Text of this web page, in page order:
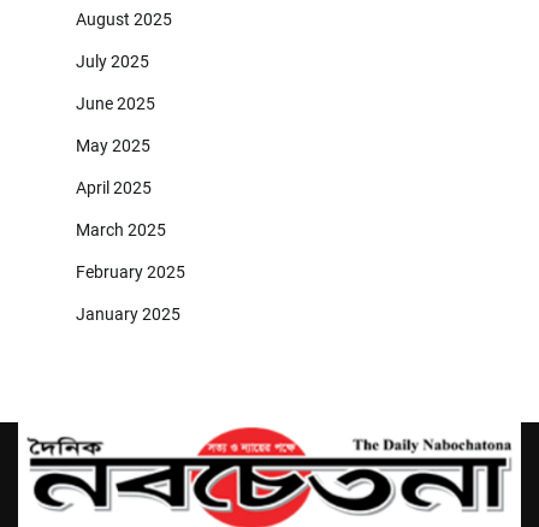
August 2025
July 2025
June 2025
May 2025
April 2025
March 2025
February 2025
January 2025